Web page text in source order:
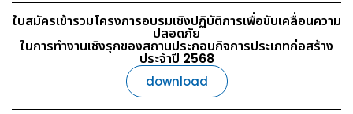
ใบสมัครเข้ารวมโครงการอบรมเชิงปฏิบัติการเพื่อขับเคลื่อนความ
ปลอดภัย
ในการทํางานเชิงรุกของสถานประกอบกิจการประเภทก่อสร้าง
ประจําปี 2568
download